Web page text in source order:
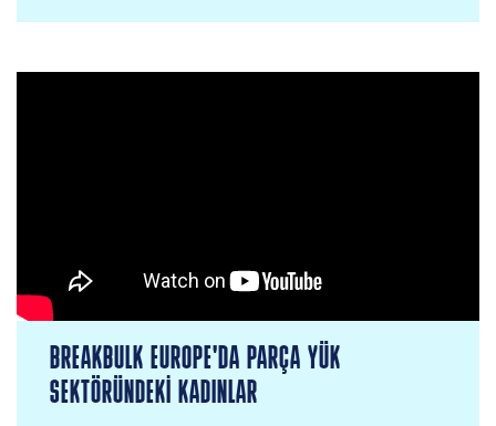
BREAKBULK EUROPE'DA PARÇA YÜK
SEKTÖRÜNDEKI KADINLAR